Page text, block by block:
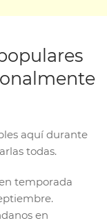
aquí durante
todas.
temporada
en